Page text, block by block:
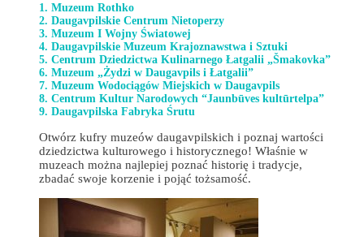
1. Muzeum Rothko
2. Daugavpilskie Centrum Nietoperzy
3. Muzeum I Wojny Światowej
4. Daugavpilskie Muzeum Krajoznawstwa i Sztuki
5. Centrum Dziedzictwa Kulinarnego Łatgalii „Šmakovka”
6. Muzeum „Żydzi w Daugavpils i Łatgalii”
7. Muzeum Wodociągów Miejskich w Daugavpils
8. Centrum Kultur Narodowych “Jaunbūves kultūrtelpa”
9. Daugavpilska Fabryka Śrutu
Otwórz kufry muzeów daugavpilskich i poznaj wartości
dziedzictwa kulturowego i historycznego! Właśnie w
muzeach można najlepiej poznać historię i tradycje,
zbadać swoje korzenie i pojąć tożsamość.